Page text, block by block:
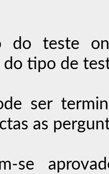
do teste
do tipo de
ser
as
se